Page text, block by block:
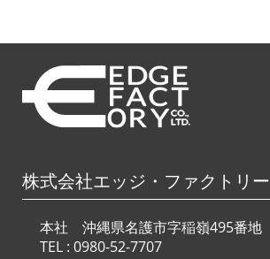
株式会社エッジ・ファクトリー
本社 沖縄県名護市字稲嶺495番地
TEL : 0980-52-7707